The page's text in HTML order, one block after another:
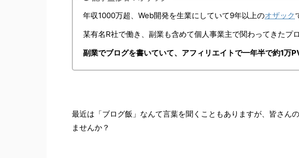
年収1000万超、Web開発を生業にしていて9年以上のオザック
某有名R社で働き、副業も含めて個人事業主で関わってきたプ
副業でブログを書いていて、アフィリエイトで一年半で約1万
最近は「ブログ飯」なんて言葉を聞くこともありますが、皆さん
ませんか？